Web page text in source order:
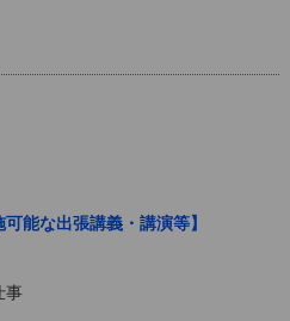
能な出張講義・講演等】
事